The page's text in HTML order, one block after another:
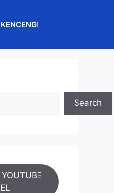
Search